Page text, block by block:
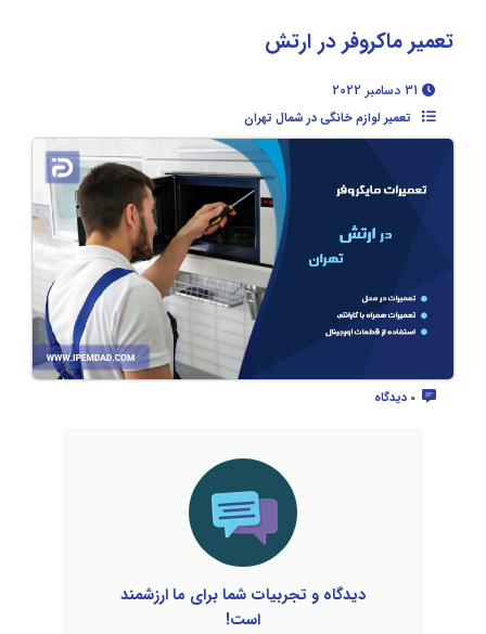
تعمیر ماکروفر در ارتش
تعمیر لوازم خانگی در شمال تهران
دیدگاه و تجربیات شما برای ما ارزشمند
است!